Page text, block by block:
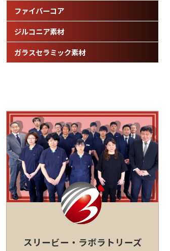
ファイバーコア
ジルコニア素材
ガラスセラミック素材
スリービー・ラボラトリーズ